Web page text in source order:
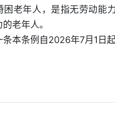
困老年人，是指无劳动
老年人。
条本条例自2026年7月1日